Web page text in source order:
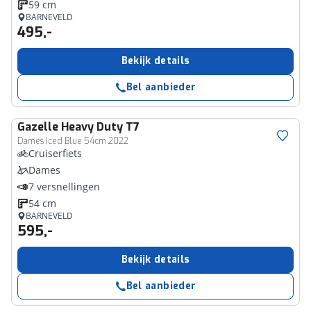
59 cm
BARNEVELD
495,-
Bekijk details
Bel aanbieder
Gazelle Heavy Duty T7
Dames Iced Blue 54cm 2022
Cruiserfiets
Dames
7 versnellingen
54 cm
BARNEVELD
595,-
Bekijk details
Bel aanbieder